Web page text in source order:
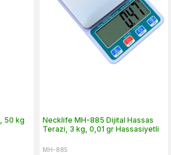
50 kg
Necklife MH-885 Dijital Hassas
Terazi, 3 kg, 0,01 gr Hassasiyetli
MH-885